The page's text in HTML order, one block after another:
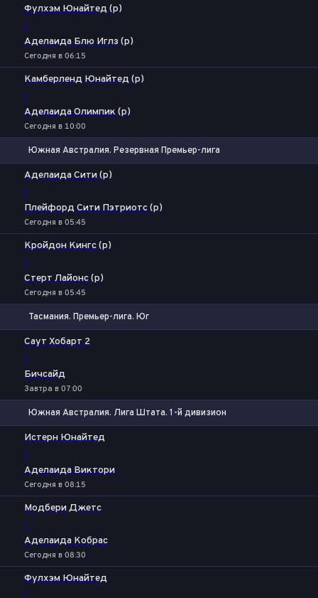
Фулхэм Юнайтед (р)
-
Аделаида Блю Иглз (р)
Сегодня в 06:15
Камберленд Юнайтед (р)
-
Аделаида Олимпик (р)
Сегодня в 10:00
Южная Австралия. Резервная Премьер-лига
Аделаида Сити (р)
-
Плейфорд Сити Пэтриотс (р)
Сегодня в 05:45
Кройдон Кингс (р)
-
Стерт Лайонс (р)
Сегодня в 05:45
Тасмания. Премьер-лига. Юг
Саут Хобарт 2
-
Бичсайд
Завтра в 07:00
Южная Австралия. Лига Штата. 1-й дивизион
Истерн Юнайтед
-
Аделаида Виктори
Сегодня в 08:15
Модбери Джетс
-
Аделаида Кобрас
Сегодня в 08:30
Фулхэм Юнайтед
-